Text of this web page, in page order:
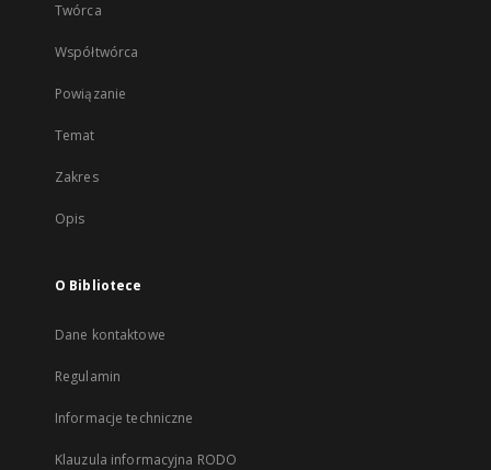
Twórca
Współtwórca
Powiązanie
Temat
Zakres
Opis
O Bibliotece
Dane kontaktowe
Regulamin
Informacje techniczne
Klauzula informacyjna RODO